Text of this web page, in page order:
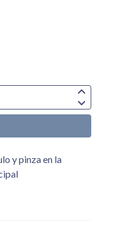
y pinza en la